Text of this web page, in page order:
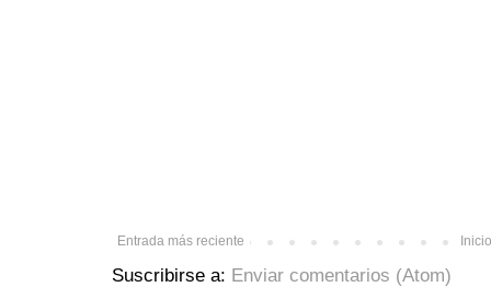
Entrada más reciente Inicio
Suscribirse a: Enviar comentarios (Atom)